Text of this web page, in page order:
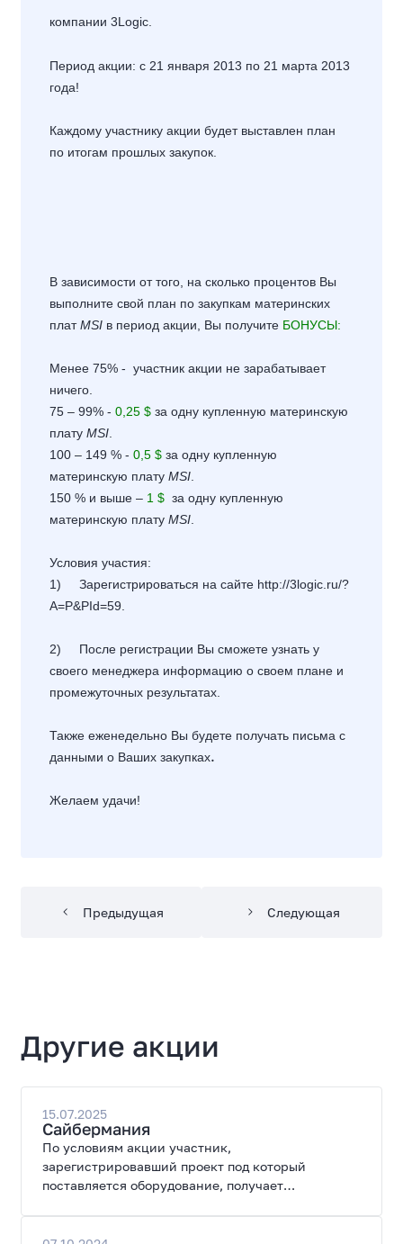
компании 3Logic.
Период акции: с 21 января 2013 по 21 марта 2013
года!
Каждому участнику акции будет выставлен план
по итогам прошлых закупок.
В зависимости от того, на сколько процентов Вы
выполните свой план по закупкам материнских
платMSI в период акции, Вы получите БОНУСЫ:
Менее 75% - участник акции не зарабатывает
ничего.
75 – 99% -0,25 $ за одну купленную материнскую
платуMSI
100 – 149 % -0,5 $ за одну купленную
материнскую платуMSI
150 % и выше – 1 $ за одну купленную
материнскую платуMSI
Условия участия:
1) Зарегистрироваться на сайте http://3logic.ru/?
A=P&PId=59
2) После регистрации Вы сможете узнать у
своего менеджера информацию о своем плане и
промежуточных результатах.
Также еженедельно Вы будете получать письма с
данными о Ваших закупках.
Желаем удачи!
Предыдущая Следующая
Другие акции
15.07.2025
Сайбермания
По условиям акции участник,
зарегистрировавший проект под который
поставляется оборудование, получает